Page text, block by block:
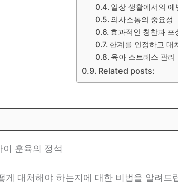
일상 생활에서의 예
의사소통의 중요성
효과적인 칭찬과 포
한계를 인정하고 대
육아 스트레스 관리
Related posts:
훈육의 정석
게 대처해야 하는지에 대한 비법을 알려